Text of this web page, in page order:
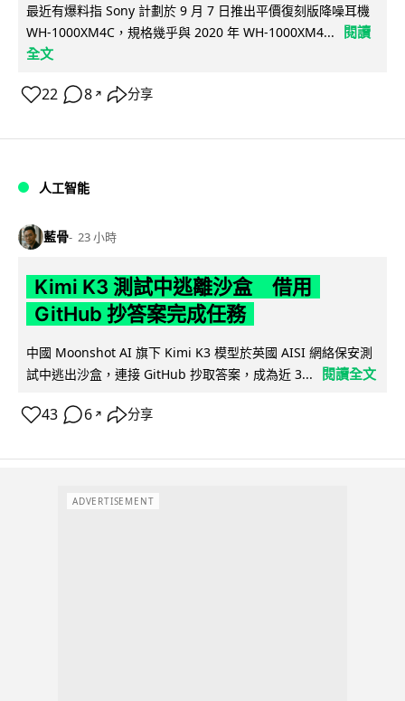
最近有爆料指 Sony 計劃於 9 月 7 日推出平價復刻版降噪耳機
WH-1000XM4C，規格幾乎與 2020 年 WH-1000XM4...
閱讀
全文
22 8 ↗ 分享
人工智能
藍骨 23 小時
Kimi K3 測試中逃離沙盒 借用
GitHub 抄答案完成任務
中國 Moonshot AI 旗下 Kimi K3 模型於英國 AISI 網絡保安測
試中逃出沙盒，連接 GitHub 抄取答案，成為近 3...
閱讀全文
43 6 ↗ 分享
ADVERTISEMENT